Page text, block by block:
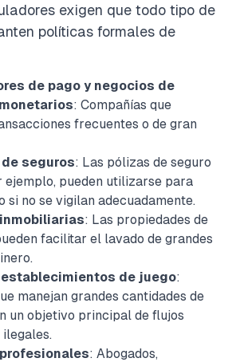
exigen que todo tipo de
políticas formales de
de pago y negocios de
: Compañías que
frecuentes o de gran
seguros: Las pólizas de seguro
ejemplo, pueden utilizarse para
si no se vigilan adecuadamente.
: Las propiedades de
facilitar el lavado de grandes
establecimientos de juego:
manejan grandes cantidades de
un objetivo principal de flujos
: Abogados,